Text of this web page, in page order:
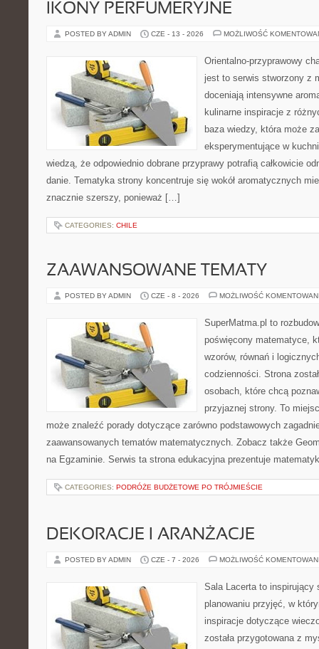
IKONY PERFUMERYJNE
POSTED BY ADMIN CZE - 13 - 2026 MOŻLIWOŚĆ
Orientalno-przyprawowy
jest to serwis stworzony z
doceniają intensywne
kulinarne inspiracje z
baza wiedzy, która może
eksperymentujące w
wiedzą, że odpowiednio dobrane przyprawy potrafią całkowicie
danie. Tematyka strony koncentruje się wokół aromatycznych
znacznie szerszy, ponieważ […]
CATEGORIES: CHILE
ZAAWANSOWANE TEMATY
POSTED BY ADMIN CZE - 8 - 2026 MOŻLIWOŚĆ
SuperMatma.pl to
poświęcony matematyce,
wzorów, równań i
codzienności. Strona
osobach, które chcą
przyjaznej strony. To
może znaleźć porady dotyczące zarówno podstawowych
zaawansowanych tematów matematycznych. Zobacz także
na Egzaminie. Serwis ta strona edukacyjna prezentuje
CATEGORIES: PODRÓŻE BUDŻETOWE PO TRÓJMIEŚCIE
DEKORACJE I ARANŻACJE
POSTED BY ADMIN CZE - 7 - 2026 MOŻLIWOŚĆ
Sala Lacerta to inspirujący
planowaniu przyjęć, w
inspiracje dotyczące
została przygotowana z